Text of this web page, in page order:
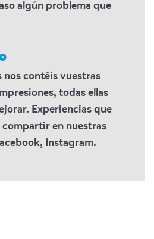
algún problema que
nos contéis vuestras
todas ellas
Experiencias que
en nuestras
Instagram.